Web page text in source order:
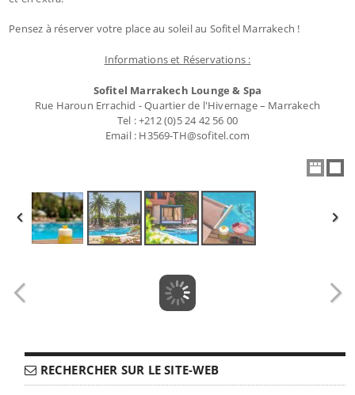
Pensez à réserver votre place au soleil au Sofitel Marrakech !
Informations et Réservations :
Sofitel Marrakech Lounge & Spa
Rue Haroun Errachid - Quartier de l'Hivernage – Marrakech
Tel : +212 (0)5 24 42 56 00
Email : H3569-TH@sofitel.com
RECHERCHER SUR LE SITE-WEB